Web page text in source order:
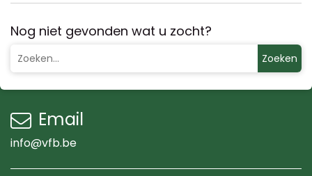
Nog niet gevonden wat u zocht?
Zoeken
Email
info@vfb.be